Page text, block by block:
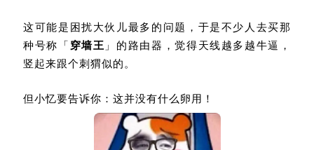
这可能是困扰大伙儿最多的问题，于是不少人去买那
种号称「穿墙王 」的路由器，觉得天线越多越牛逼，
竖起来跟个刺猬似的。
但小忆要告诉你：这并没有什么卵用！